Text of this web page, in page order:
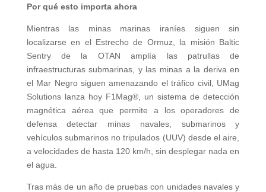
Por qué esto importa ahora
Mientras las minas marinas iraníes siguen sin
localizarse en el Estrecho de Ormuz, la misión Baltic
Sentry de la OTAN amplía las patrullas de
infraestructuras submarinas, y las minas a la deriva en
el Mar Negro siguen amenazando el tráfico civil, UMag
Solutions lanza hoy F1Mag®, un sistema de detección
magnética aérea que permite a los operadores de
defensa detectar minas navales, submarinos y
vehículos submarinos no tripulados (UUV) desde el aire,
a velocidades de hasta 120 km/h, sin desplegar nada en
el agua.
Tras más de un año de pruebas con unidades navales y